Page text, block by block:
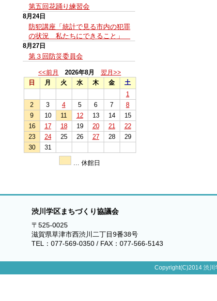
第五回花踊り練習会
8月24日
防犯講座「統計で見る市内の犯罪
の状況 私たちにできること」
8月27日
第３回防災委員会
<<前月 2026年8月
翌月>>
日
月 火 水 木 金
土
1
2
3 4 5 6 7
8
9
10 11 12 13 14
15
16
17 18 19 20 21
22
23
24 25 26 27 28
29
30
31
… 休館日
渋川学区まちづくり協議会
〒525-0025
滋賀県草津市西渋川二丁目9番38号
TEL：077-569-0350 / FAX：077-566-5143
Copyright(C)2014 渋川